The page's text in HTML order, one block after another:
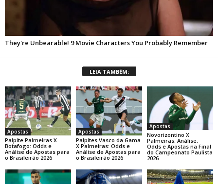
LEIA TAMBÉM:
Apostas
Palpite Palmeiras X
Botafogo: Odds e
Análise de Apostas para
o Brasileirão 2026
Apostas
Palpites Vasco da Gama
X Palmeiras: Odds e
Análise de Apostas para
o Brasileirão 2026
Apostas
Novorizontino X
Palmeiras: Análise,
Odds e Apostas na Final
do Campeonato Paulista
2026